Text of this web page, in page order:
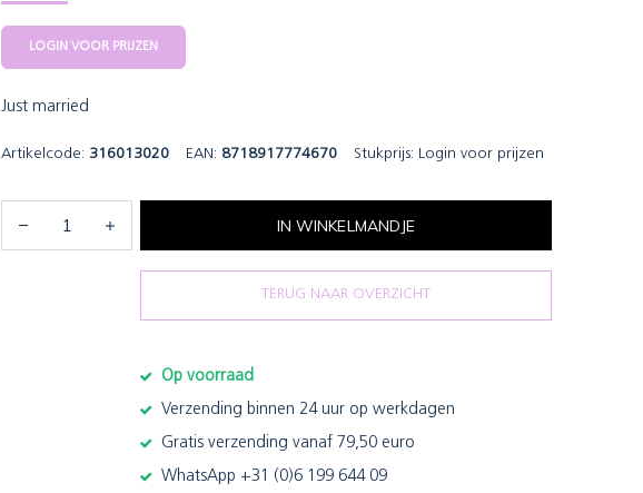
LOGIN VOOR PRIJZEN
Just married
Artikelcode: 316013020 EAN: 8718917774670 Stukprijs: Login voor prijzen
IN WINKELMANDJE
TERUG NAAR OVERZICHT
Op voorraad
Verzending binnen 24 uur op werkdagen
Gratis verzending vanaf 79,50 euro
WhatsApp +31 (0)6 199 644 09